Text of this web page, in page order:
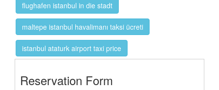
flughafen istanbul in die stadt
maltepe istanbul havalimanı taksi ücreti
istanbul ataturk airport taxi price
Reservation Form